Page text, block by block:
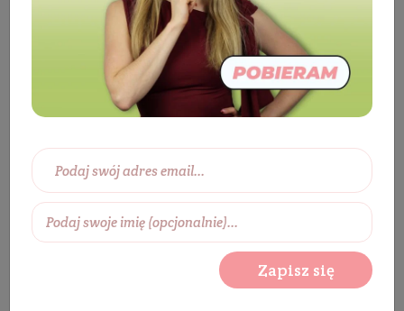
Szukana przez Ciebie
promocja nie jest już
aktualna
Zapisz się